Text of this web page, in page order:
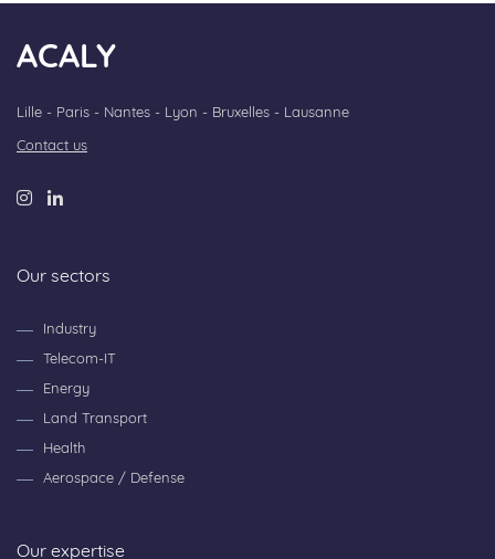
ACALY
Lille - Paris - Nantes - Lyon - Bruxelles - Lausanne
Contact us
Our sectors
Industry
Telecom-IT
Energy
Land Transport
Health
Aerospace / Defense
Our expertise